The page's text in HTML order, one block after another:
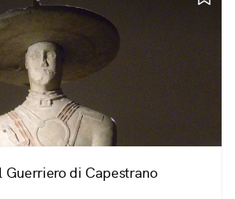
Guerriero di Capestrano